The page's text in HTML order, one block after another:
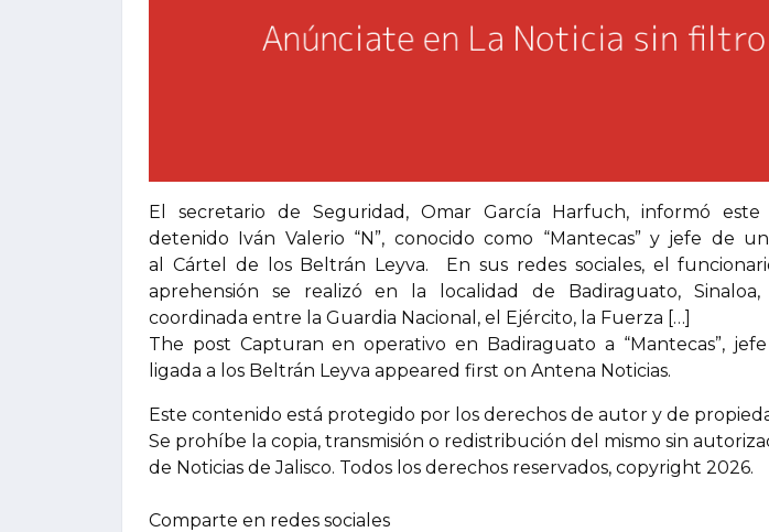
El secretario de Seguridad, Omar García Harfuch, informó
detenido Iván Valerio “N”, conocido como “Mantecas” y jefe de
al Cártel de los Beltrán Leyva. En sus redes sociales, el
aprehensión se realizó en la localidad de Badiraguato,
coordinada entre la Guardia Nacional, el Ejército, la Fuerza […]
The post Capturan en operativo en Badiraguato a “Mantecas”,
ligada a los Beltrán Leyva appeared first on Antena Noticias.
Este contenido está protegido por los derechos de autor y de
Se prohíbe la copia, transmisión o redistribución del mismo sin
de Noticias de Jalisco. Todos los derechos reservados, copyright 2026.
Comparte en redes sociales